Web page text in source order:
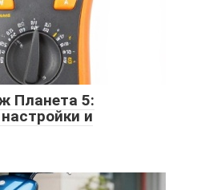
Планета 5:
и